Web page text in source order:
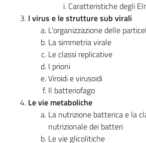
Caratteristiche degli
I virus e le strutture sub virali
L’organizzazione delle
La simmetria virale
Le classi replicative
I prioni
Viroidi e virusoidi
Il batteriofago
Le vie metaboliche
La nutrizione batterica e la
nutrizionale dei batteri
Le vie glicolitiche